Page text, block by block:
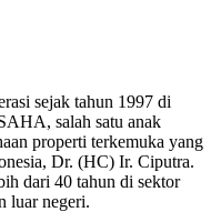
sejak tahun 1997 di
salah satu anak
properti terkemuka yang
Dr. (HC) Ir. Ciputra.
dari 40 tahun di sektor
luar negeri.